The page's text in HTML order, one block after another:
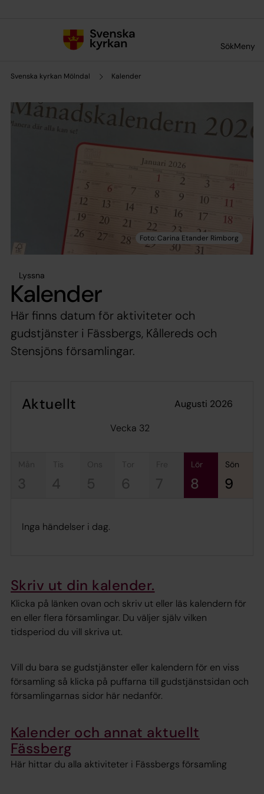
SökMeny
Svenska kyrkan Mölndal Kalender
Lyssna
Kalender
Här finns datum för aktiviteter och
gudstjänster i Fässbergs, Kållereds och
Stensjöns församlingar.
Aktuellt
augusti 2026
Vecka 32
tis
4
tor
6
lör
8
sön
9
Inga händelser i dag.
Skriv ut din kalender.
Klicka på länken ovan och skriv ut eller läs kalendern för
en eller flera församlingar. Du väljer själv vilken
tidsperiod du vill skriva ut.
Vill du bara se gudstjänster eller kalendern för en viss
församling så klicka på puffarna till gudstjänstsidan och
församlingarnas sidor här nedanför.
Kalender och annat aktuellt
Fässberg
Här hittar du alla aktiviteter i Fässbergs församling